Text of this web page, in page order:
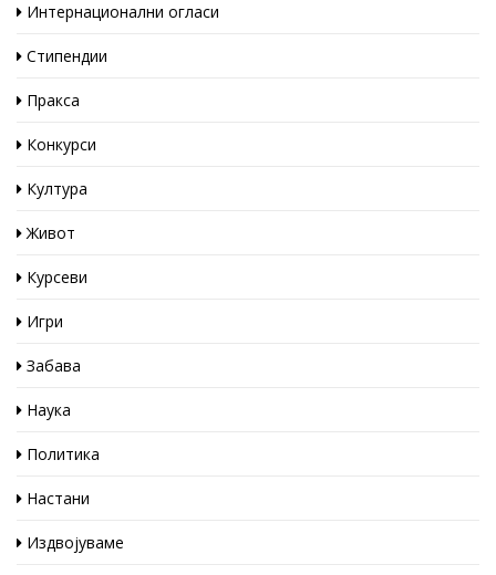
Интернационални огласи
Стипендии
Пракса
Конкурси
Култура
Живот
Курсеви
Игри
Забава
Наука
Политика
Настани
Издвојуваме